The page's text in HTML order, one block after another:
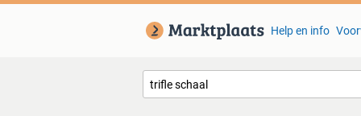
Help en info